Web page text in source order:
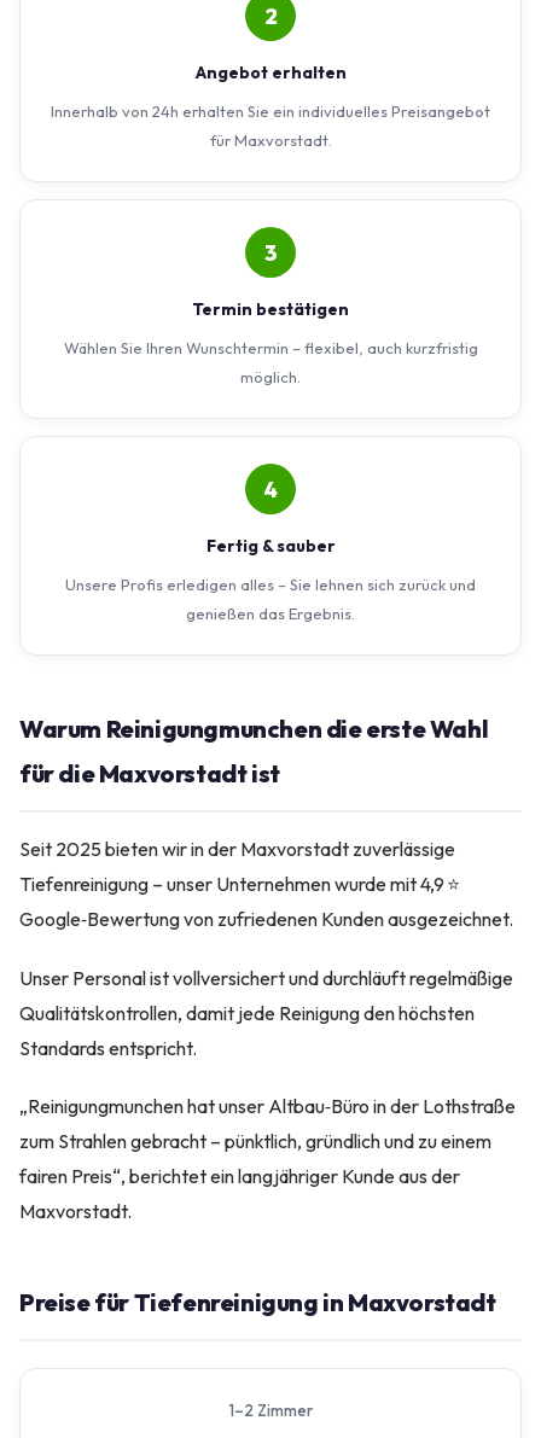
2
Angebot erhalten
Innerhalb von 24h erhalten Sie ein individuelles Preisangebot
für Maxvorstadt.
3
Termin bestätigen
Wählen Sie Ihren Wunschtermin – flexibel, auch kurzfristig
möglich.
4
Fertig & sauber
Unsere Profis erledigen alles – Sie lehnen sich zurück und
genießen das Ergebnis.
Warum Reinigungmunchen die erste Wahl
für die Maxvorstadt ist
Seit 2025 bieten wir in der Maxvorstadt zuverlässige
Tiefenreinigung – unser Unternehmen wurde mit 4,9 ⭐
Google‑Bewertung von zufriedenen Kunden ausgezeichnet.
Unser Personal ist vollversichert und durchläuft regelmäßige
Qualitätskontrollen, damit jede Reinigung den höchsten
Standards entspricht.
„Reinigungmunchen hat unser Altbau‑Büro in der Lothstraße
zum Strahlen gebracht – pünktlich, gründlich und zu einem
fairen Preis“, berichtet ein langjähriger Kunde aus der
Maxvorstadt.
Preise für Tiefenreinigung in Maxvorstadt
1–2 Zimmer